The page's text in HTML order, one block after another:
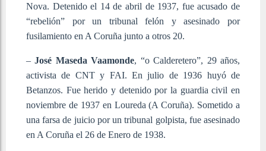
Nova. Detenido el 14 de abril de 1937, fue acusado de
“rebelión” por un tribunal felón y asesinado por
fusilamiento en A Coruña junto a otros 20.
–José Maseda Vaamonde, “o Calderetero”, 29 años,
activista de CNT y FAI. En julio de 1936 huyó de
Betanzos. Fue herido y detenido por la guardia civil en
noviembre de 1937 en Loureda (A Coruña). Sometido a
una farsa de juicio por un tribunal golpista, fue asesinado
en A Coruña el 26 de Enero de 1938.